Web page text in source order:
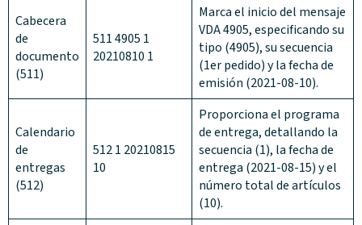
Cabecera
de
documento
(511)
511 4905 1
20210810 1
Marca el inicio del mensaje
VDA 4905, especificando su
tipo (4905), su secuencia
(1er pedido) y la fecha de
emisión (2021-08-10).
Calendario
de
entregas
(512)
512 1 20210815
10
Proporciona el programa
de entrega, detallando la
secuencia (1), la fecha de
entrega (2021-08-15) y el
número total de artículos
(10).